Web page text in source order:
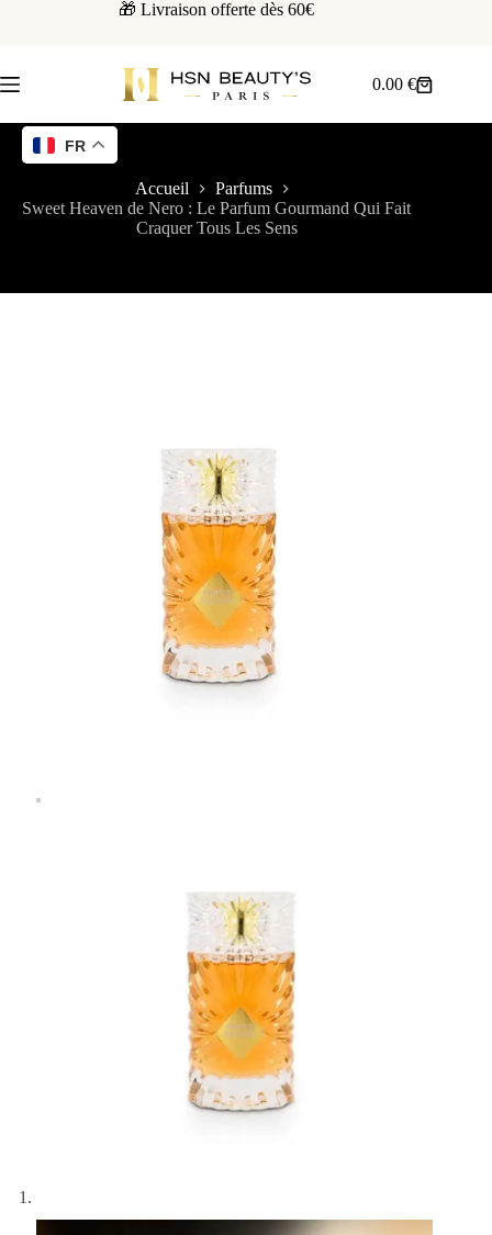
🎁 Livraison offerte dès 60€
0.00€
Accueil
Parfums
Sweet Heaven de Nero : Le Parfum Gourmand Qui Fait
Craquer Tous Les Sens
FR